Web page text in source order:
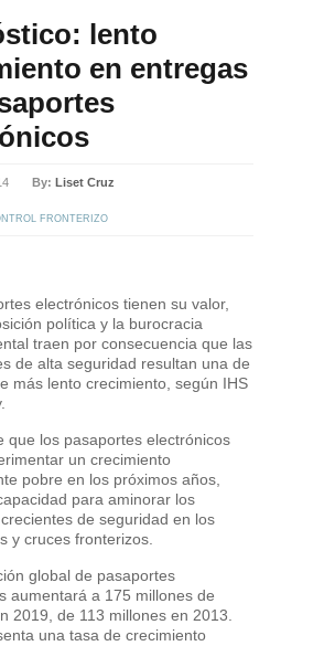
lento
en entregas
By: Liset Cruz
FRONTERIZO
electrónicos tienen su valor,
política y la burocracia
traen por consecuencia que las
de alta seguridad resultan una de
más lento crecimiento, según IHS
que los pasaportes electrónicos
un crecimiento
pobre en los próximos años,
para aminorar los
de seguridad en los
y cruces fronterizos.
global de pasaportes
aumentará a 175 millones de
2019, de 113 millones en 2013.
una tasa de crecimiento